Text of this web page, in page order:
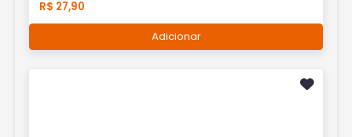
R$ 27,90
Adicionar